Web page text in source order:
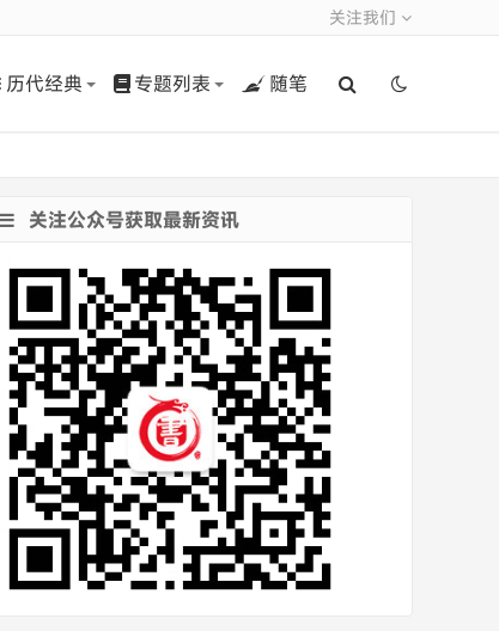
关注我们
历代经典 专题列表 随笔
关注公众号获取最新资讯